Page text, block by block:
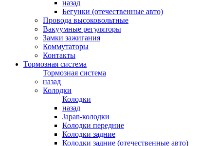
назад
Бегунки (отечественные авто)
Провода высоковольтные
Вакуумные регуляторы
Замки зажигания
Коммутаторы
Контакты
Тормозная система
Тормозная система
назад
Колодки
Колодки
назад
Japan-колодки
Колодки передние
Колодки задние
Колодки задние (отечественные авто)